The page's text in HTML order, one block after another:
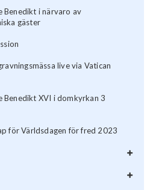
Benedikt i närvaro av
gäster
live via Vatican
Benedikt XVI i domkyrkan 3
för Världsdagen för fred 2023